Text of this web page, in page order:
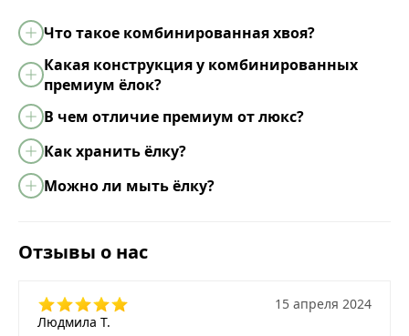
Что такое комбинированная хвоя?
Какая конструкция у комбинированных
премиум ёлок?
В чем отличие премиум от люкс?
Как хранить ёлку?
Можно ли мыть ёлку?
Отзывы о нас
Людмила Т.
15 апреля 2024